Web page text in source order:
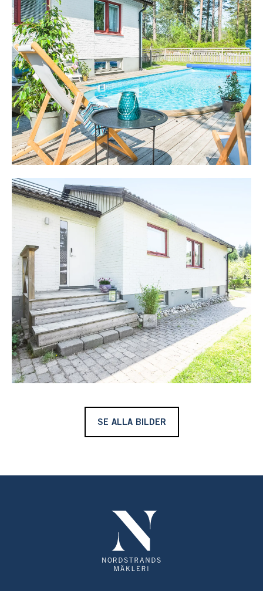
helkaklat badrum med golvvärme, bubbelbadkar, dusch
och bastu möter direkt på planet, intill finns en separat
toalett med handfat.
På samma plan finns ett stort sällskapsrum med murad
öppen spis. Rummet kan med fördel användas som
relaxrum, extra sovrum eller användas som ett stort
sällskapsrum. Möjligen ett framtida biorum? På samma
plan finns också den nyrenoverade tvättstugan på ca 20
kvm med tvättmaskin, tumlare, torkskåp och mangel.
Från tvättstugan på väg mot garaget passerar man
aktivitetsrummet, en yta på ca 40 kvm. Rummet ger
plats för hobby, intressen och kanske ett gym som idag?
Intill finns ytterligare förvaring med mat- och vinförråd.
Garaget ger plats för minst bil, verktyg och förvaring.
Nedre planet kan användas som idag eller för att skapa
flera sovrum eller kanske en framtida lägenhet med egen
in/utgång för uthyrning eller när barnen blir äldre och
komma och gå som de vill.
På tomten, som gränsar till allmänning i öster, finns ett
trevligt växthus som kan användas året runt. På tomten
finns som tidigare nämnts ett trevligt poolområde
omgivet av altaner och här njuter man av morgon-,
middags- eller kvällsdoppet under sommarhalvåret.
Pool, altan, trädgård och det fina huset i mycket bra
skick gör inramningen komplett.
en frihet att utforska vår kringliggande skärgård på egen
hand. Det finns mycket mera att säga om tomten, huset
SE ALLA BILDER